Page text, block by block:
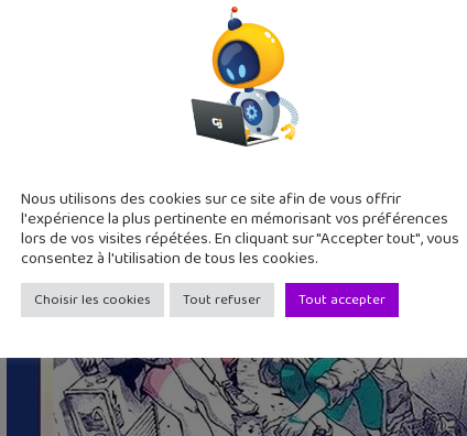
Nous utilisons des cookies sur ce site afin de vous offrir
l'expérience la plus pertinente en mémorisant vos préférences
lors de vos visites répétées. En cliquant sur "Accepter tout", vous
consentez à l'utilisation de tous les cookies.
Choisir les cookies Tout refuser Tout accepter